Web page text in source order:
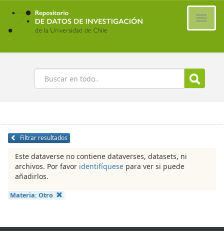
Ir
contenido
principal
Buscar
Filtrar resultados
Este dataverse no contiene dataverses, datasets, ni
archivos. Por favor identifíquese para ver si puede
añadirlos.
Materia: Otro